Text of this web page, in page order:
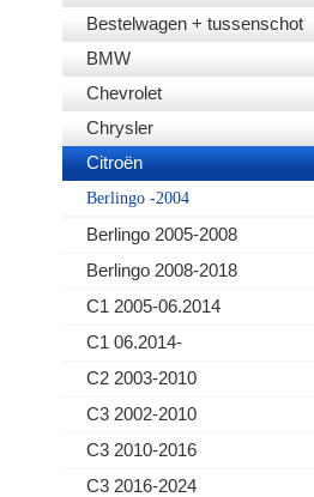
Bestelwagen + tussenschot
BMW
Chevrolet
Chrysler
Citroën
Berlingo -2004
Berlingo 2005-2008
Berlingo 2008-2018
C1 2005-06.2014
C1 06.2014-
C2 2003-2010
C3 2002-2010
C3 2010-2016
C3 2016-2024